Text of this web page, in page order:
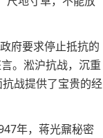
府要求停止抵抗的
。淞沪抗战，沉重
战提供了宝贵的经
年，蒋光鼐秘密